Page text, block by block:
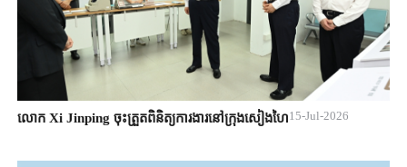
លោក Xi Jinping ចុះត្រួតពិនិត្យការងារនៅក្រុងសៀងហៃ15-Jul-2026